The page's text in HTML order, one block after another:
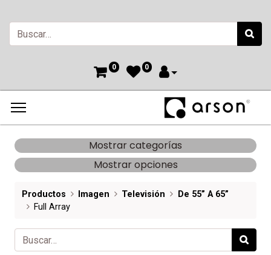
0 0
Mostrar categorías
Mostrar opciones
Productos Imagen Televisión
De 55” A 65”
Full Array